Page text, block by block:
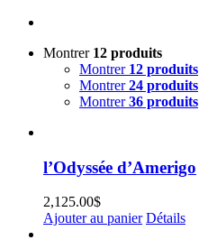
Montrer 12 produits
Montrer 12 produits
Montrer24 produits
Montrer36 produits
l’Odyssée d’Amerigo
2,125.00$
Ajouter au panier Détails